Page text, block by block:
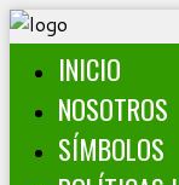
INICIO
NOSOTROS
SÍMBOLOS